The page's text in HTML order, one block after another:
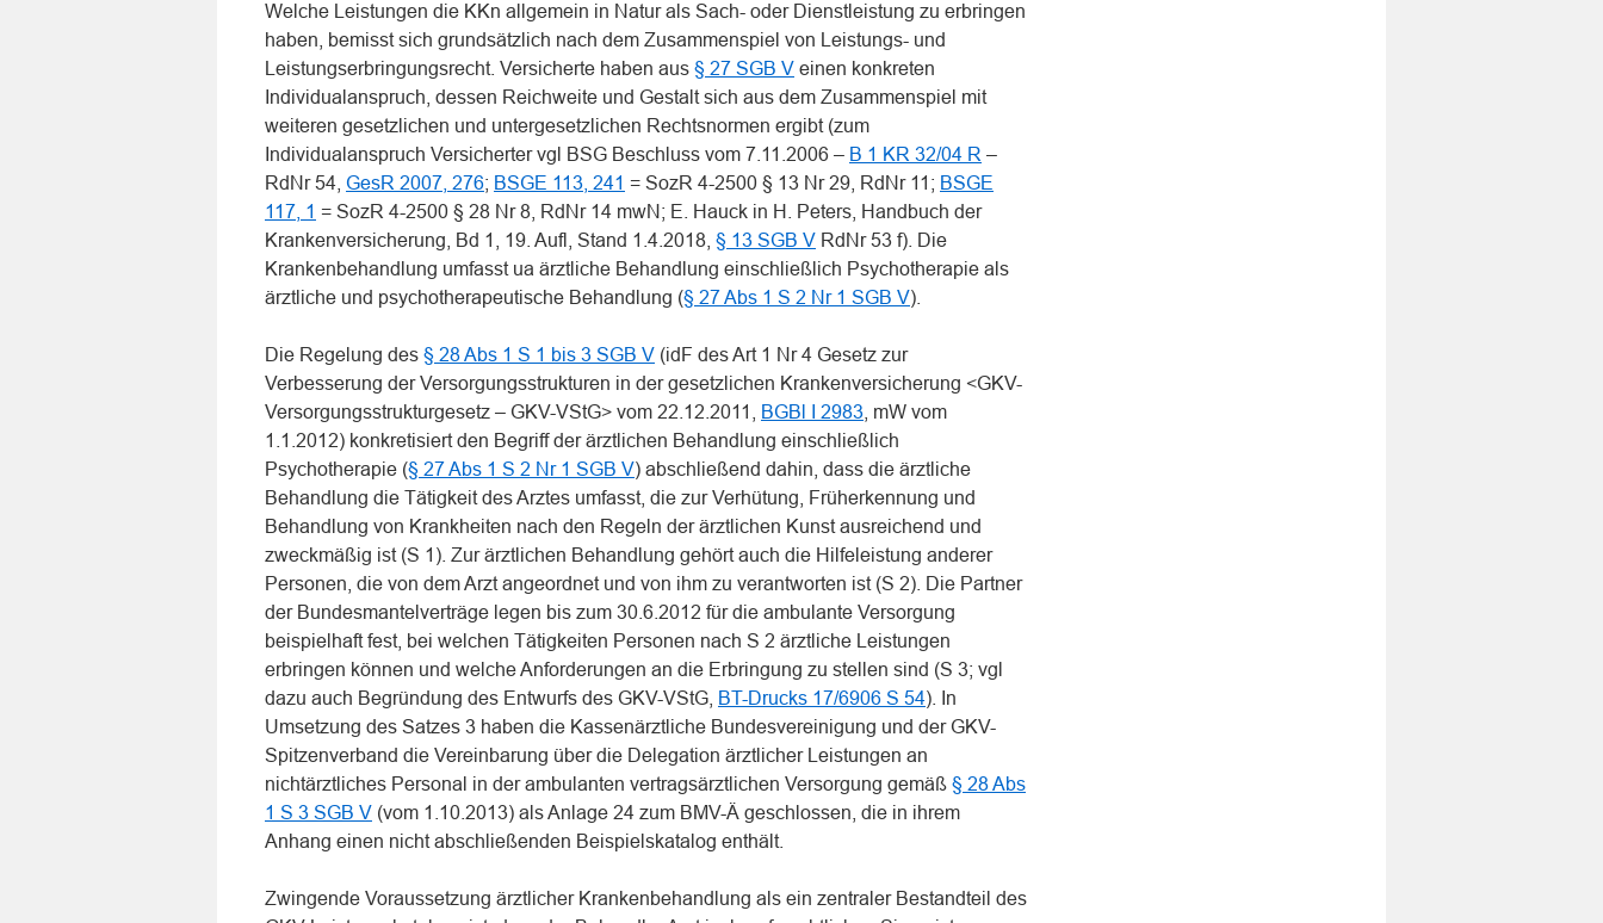
Welche Leistungen die KKn allgemein in Natur als Sach- oder Dienstleistung zu erbringen
haben, bemisst sich grundsätzlich nach dem Zusammenspiel von Leistungs- und
Leistungserbringungsrecht. Versicherte haben aus § 27 SGB V einen konkreten
Individualanspruch, dessen Reichweite und Gestalt sich aus dem Zusammenspiel mit
weiteren gesetzlichen und untergesetzlichen Rechtsnormen ergibt (zum
Individualanspruch Versicherter vgl BSG Beschluss vom 7.11.2006 – B 1 KR 32/04 R –
RdNr 54, GesR 2007, 276; BSGE 113, 241 = SozR 4-2500 § 13 Nr 29, RdNr 11; BSGE
117, 1 = SozR 4-2500 § 28 Nr 8, RdNr 14 mwN; E. Hauck in H. Peters, Handbuch der
Krankenversicherung, Bd 1, 19. Aufl, Stand 1.4.2018, § 13 SGB V RdNr 53 f). Die
Krankenbehandlung umfasst ua ärztliche Behandlung einschließlich Psychotherapie als
ärztliche und psychotherapeutische Behandlung (§ 27 Abs 1 S 2 Nr 1 SGB V).
Die Regelung des § 28 Abs 1 S 1 bis 3 SGB V (idF des Art 1 Nr 4 Gesetz zur
Verbesserung der Versorgungsstrukturen in der gesetzlichen Krankenversicherung <GKV-
Versorgungsstrukturgesetz – GKV-VStG> vom 22.12.2011,
BGBl I 2983 , mW vom
1.1.2012) konkretisiert den Begriff der ärztlichen Behandlung einschließlich
Psychotherapie (§ 27 Abs 1 S 2 Nr 1 SGB V) abschließend dahin, dass die ärztliche
Behandlung die Tätigkeit des Arztes umfasst, die zur Verhütung, Früherkennung und
Behandlung von Krankheiten nach den Regeln der ärztlichen Kunst ausreichend und
zweckmäßig ist (S 1). Zur ärztlichen Behandlung gehört auch die Hilfeleistung anderer
Personen, die von dem Arzt angeordnet und von ihm zu verantworten ist (S 2). Die Partner
der Bundesmantelverträge legen bis zum 30.6.2012 für die ambulante Versorgung
beispielhaft fest, bei welchen Tätigkeiten Personen nach S 2 ärztliche Leistungen
erbringen können und welche Anforderungen an die Erbringung zu stellen sind (S 3; vgl
dazu auch Begründung des Entwurfs des GKV-VStG, BT-Drucks 17/6906 S 54). In
Umsetzung des Satzes 3 haben die Kassenärztliche Bundesvereinigung und der GKV-
Spitzenverband die Vereinbarung über die Delegation ärztlicher Leistungen an
nichtärztliches Personal in der ambulanten vertragsärztlichen Versorgung gemäß § 28 Abs
1 S 3 SGB V (vom 1.10.2013) als Anlage 24 zum BMV-Ä geschlossen, die in ihrem
Anhang einen nicht abschließenden Beispielskatalog enthält.
Zwingende Voraussetzung ärztlicher Krankenbehandlung als ein zentraler Bestandteil des